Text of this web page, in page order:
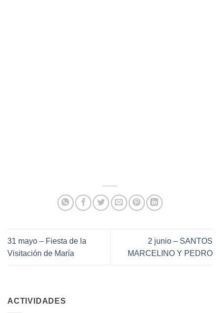
31 mayo – Fiesta de la
Visitación de María
2 junio – SANTOS
MARCELINO Y PEDRO
ACTIVIDADES